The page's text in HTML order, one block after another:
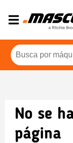
No se
página